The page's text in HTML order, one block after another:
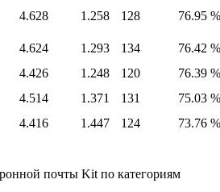
4.628 1.258 128
76.95 %
4.624 1.293 134
76.42 %
4.426 1.248 120
76.39 %
4.514 1.371 131
75.03 %
4.416 1.447 124 73.76 %